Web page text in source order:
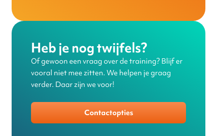
Heb je nog twijfels?
Of gewoon een vraag over de training? Blijf er
vooral niet mee zitten. We helpen je graag
verder. Daar zijn we voor!
Contactopties